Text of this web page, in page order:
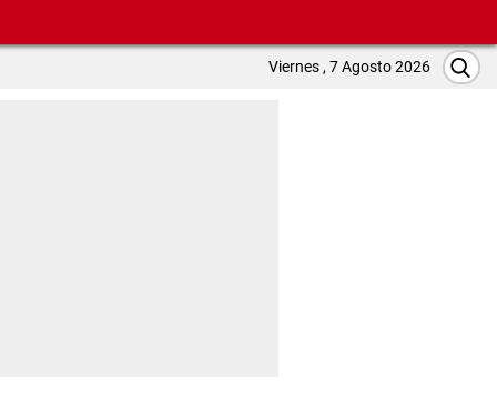
Viernes , 7 Agosto 2026